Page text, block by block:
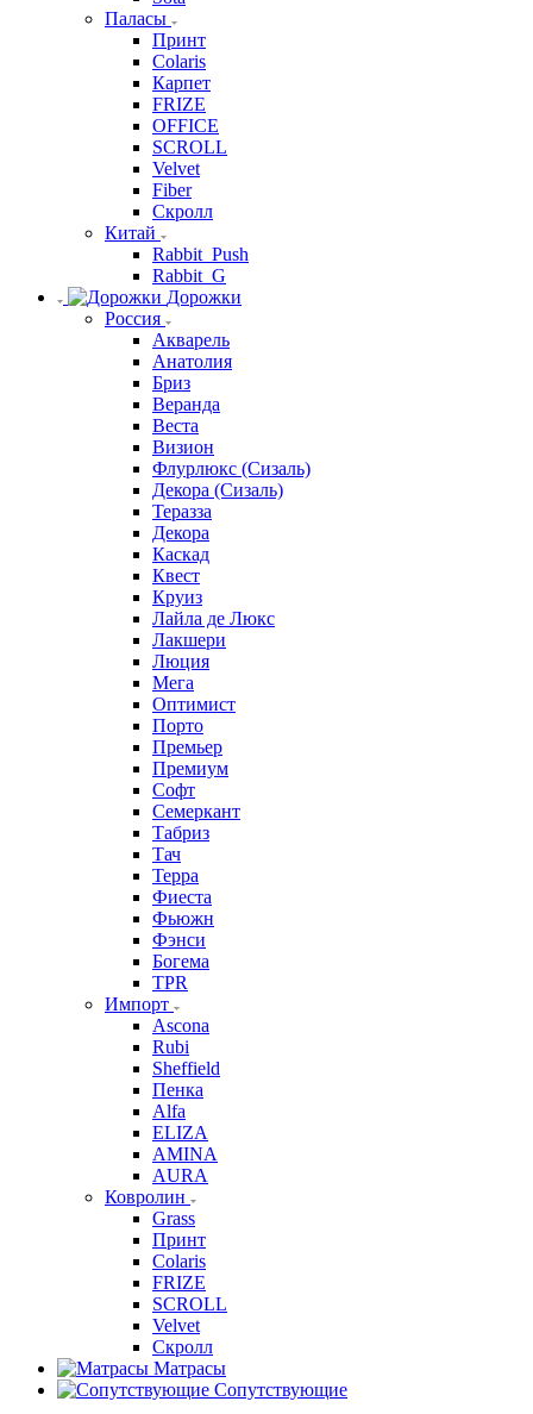
Паласы
Принт
Colaris
Карпет
FRIZE
OFFICE
SCROLL
Velvet
Fiber
Скролл
Китай
Rabbit_Push
Rabbit_G
Дорожки
Россия
Акварель
Анатолия
Бриз
Веранда
Веста
Визион
Флурлюкс (Сизаль)
Декора (Сизаль)
Теразза
Декора
Каскад
Квест
Круиз
Лайла де Люкс
Лакшери
Люция
Мега
Оптимист
Порто
Премьер
Премиум
Софт
Семеркант
Табриз
Тач
Терра
Фиеста
Фьюжн
Фэнси
Богема
TPR
Импорт
Ascona
Rubi
Sheffield
Пенка
Alfa
ELIZA
AMINA
AURA
Ковролин
Grass
Принт
Colaris
FRIZE
SCROLL
Velvet
Скролл
Матрасы
Сопутствующие